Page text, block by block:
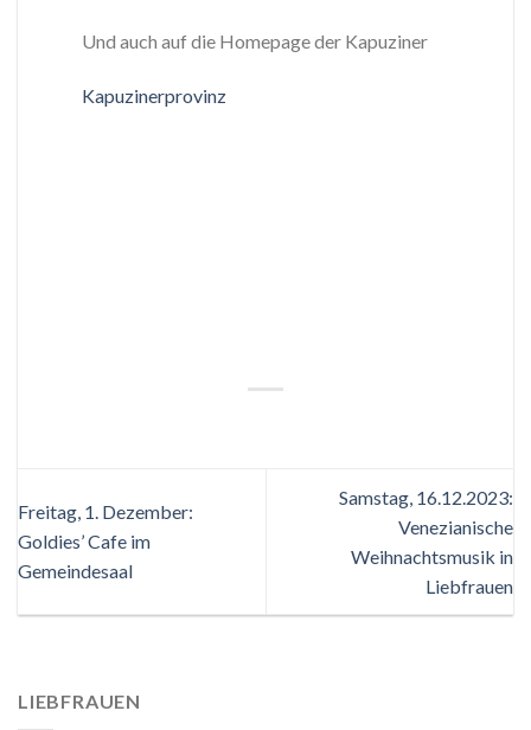
Und auch auf die Homepage der Kapuziner
Kapuzinerprovinz
Freitag, 1. Dezember:
Goldies’ Cafe im
Gemeindesaal
Samstag, 16.12.2023:
Venezianische
Weihnachtsmusik in
Liebfrauen
LIEBFRAUEN